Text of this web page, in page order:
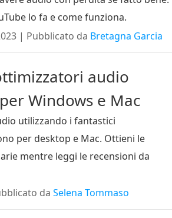
lo fa e come funziona.
| Pubblicato da Bretagna Garcia
audio
Windows e Mac
utilizzando i fantastici
per desktop e Mac. Ottieni le
mentre leggi le recensioni da
daSelena Tommaso